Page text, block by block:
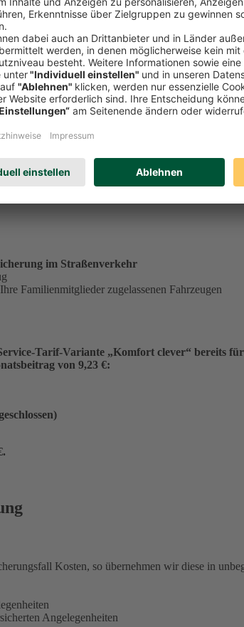
Bereich (Premium-Schutz)
tätiger Single in der Service-Tarif-
für einen Monatsbeitrag von 23,53
.
im Straßenverkehr
Familienmitglieder zugelassenen Fahrzeugen
Tarif-Variante „Komfort clever“ bereits
von 9,23 €:
.
Kosten, so übernehmen wir diese in
Angelegenheiten